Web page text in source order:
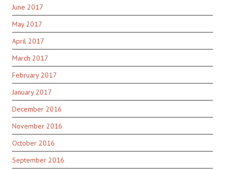
June 2017
May 2017
April 2017
March 2017
February 2017
January 2017
December 2016
November 2016
October 2016
September 2016